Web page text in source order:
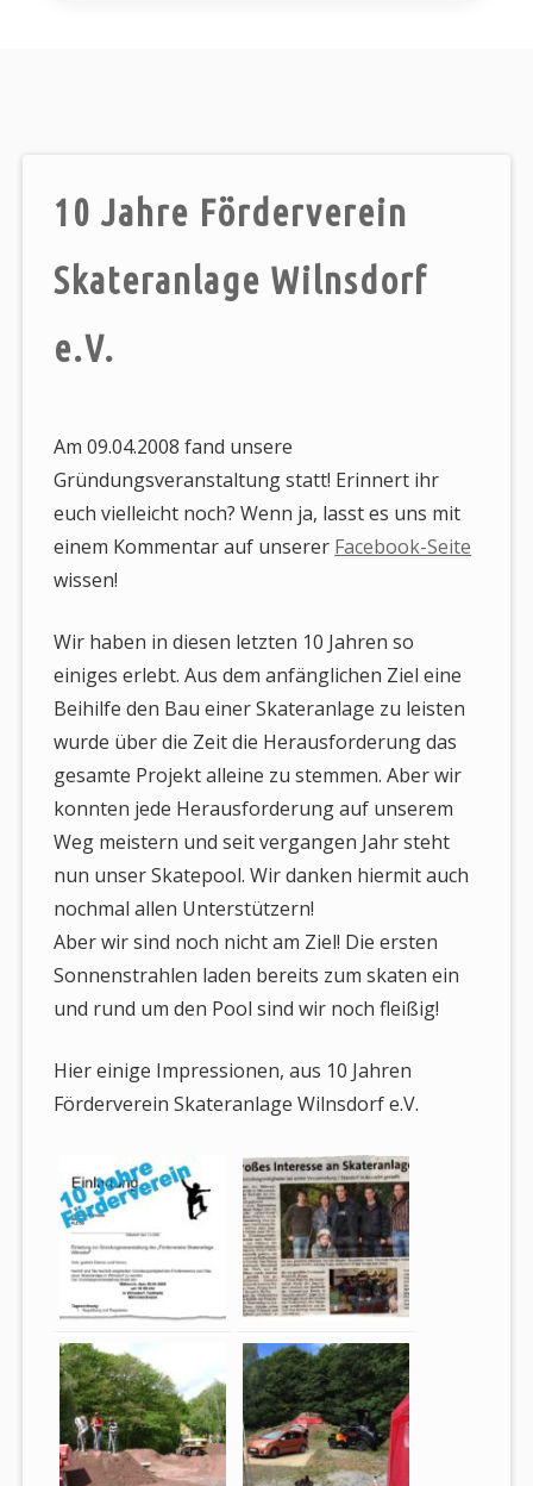
10 Jahre Förderverein
Skateranlage Wilnsdorf
e.V.
Am 09.04.2008 fand unsere
Gründungsveranstaltung statt! Erinnert ihr
euch vielleicht noch? Wenn ja, lasst es uns mit
einem Kommentar auf unserer Facebook-Seite
wissen!
Wir haben in diesen letzten 10 Jahren so
einiges erlebt. Aus dem anfänglichen Ziel eine
Beihilfe den Bau einer Skateranlage zu leisten
wurde über die Zeit die Herausforderung das
gesamte Projekt alleine zu stemmen. Aber wir
konnten jede Herausforderung auf unserem
Weg meistern und seit vergangen Jahr steht
nun unser Skatepool. Wir danken hiermit auch
nochmal allen Unterstützern!
Aber wir sind noch nicht am Ziel! Die ersten
Sonnenstrahlen laden bereits zum skaten ein
und rund um den Pool sind wir noch fleißig!
Hier einige Impressionen, aus 10 Jahren
Förderverein Skateranlage Wilnsdorf e.V.